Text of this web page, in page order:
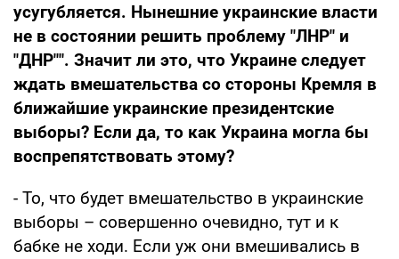
усугубляется. Нынешние украинские власти
не в состоянии решить проблему "ЛНР" и
"ДНР"". Значит ли это, что Украине следует
ждать вмешательства со стороны Кремля в
ближайшие украинские президентские
выборы? Если да, то как Украина могла бы
воспрепятствовать этому?
- То, что будет вмешательство в украинские
выборы – совершенно очевидно, тут и к
бабке не ходи. Если уж они вмешивались в